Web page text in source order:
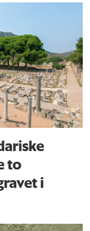
to
i